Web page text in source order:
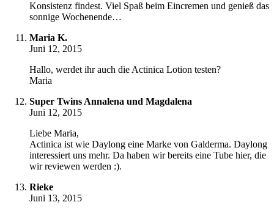
Konsistenz findest. Viel Spaß beim Eincremen und genieß das
sonnige Wochenende…
Maria K.
Juni 12, 2015
Hallo, werdet ihr auch die Actinica Lotion testen?
Maria
Super Twins Annalena und Magdalena
Juni 12, 2015
Liebe Maria,
Actinica ist wie Daylong eine Marke von Galderma. Daylong
interessiert uns mehr. Da haben wir bereits eine Tube hier, die
wir reviewen werden :).
Rieke
Juni 13, 2015